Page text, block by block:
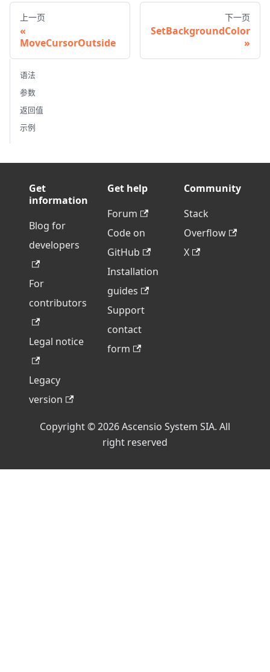
上一页
MoveCursorOutside
下一页
SetBackgroundColor
语法
参数
返回值
示例
Get
information
Blog for
developers
For
contributors
Legal notice
Legacy
version
Get help
Forum
Code on
GitHub
Installation
guides
Support
contact
form
Community
Stack
Overflow
X
Copyright © 2026 Ascensio System SIA. All
right reserved